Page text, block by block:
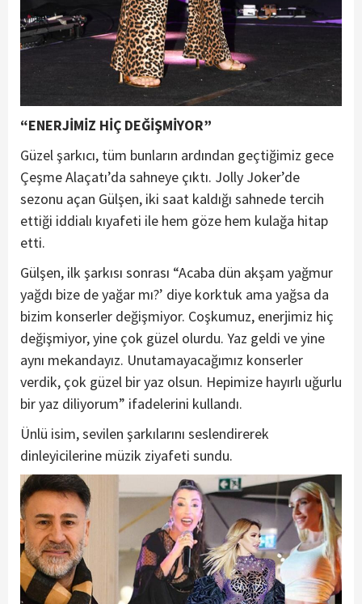
“ENERJİMİZ HİÇ DEĞİŞMİYOR”
Güzel şarkıcı, tüm bunların ardından geçtiğimiz gece
Çeşme Alaçatı’da sahneye çıktı. Jolly Joker’de
sezonu açan Gülşen, iki saat kaldığı sahnede tercih
ettiği iddialı kıyafeti ile hem göze hem kulağa hitap
etti.
Gülşen, ilk şarkısı sonrası “Acaba dün akşam yağmur
yağdı bize de yağar mı?’ diye korktuk ama yağsa da
bizim konserler değişmiyor. Coşkumuz, enerjimiz hiç
değişmiyor, yine çok güzel olurdu. Yaz geldi ve yine
aynı mekandayız. Unutamayacağımız konserler
verdik, çok güzel bir yaz olsun. Hepimize hayırlı uğurlu
bir yaz diliyorum” ifadelerini kullandı.
Ünlü isim, sevilen şarkılarını seslendirerek
dinleyicilerine müzik ziyafeti sundu.